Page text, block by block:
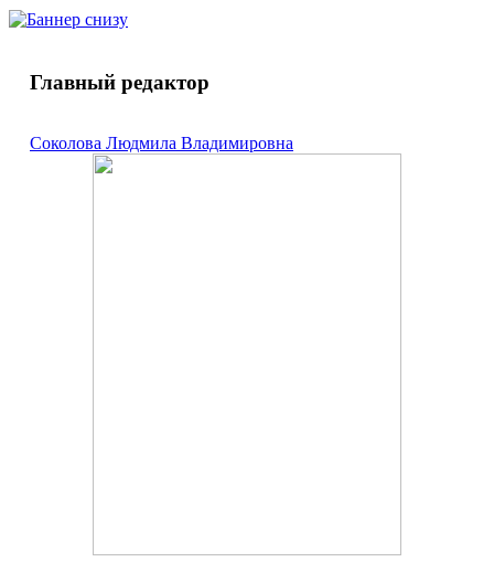
основе соды, жидкого стекла и
глины Stephan Sсhmidt 13250 и на механические
свойства высушенных и обожженных образцов.
суспензии глины при сохранении ее рабочих
параметров. Наблюдается увеличение прочности
и плотности сухих и обожженных образцов из
Главный редактор
Соколова Людмила Владимировна